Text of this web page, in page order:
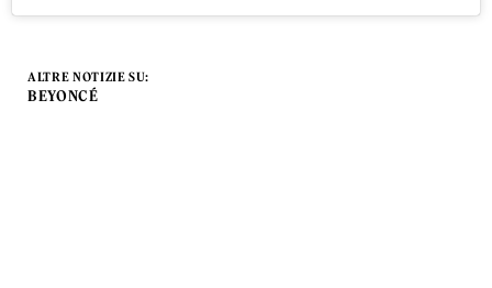
ALTRE NOTIZIE SU:
BEYONCÉ